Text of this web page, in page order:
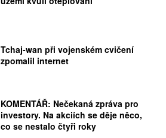
Tchaj-wan při vojenském cvičení
zpomalil internet
KOMENTÁŘ: Nečekaná zpráva pro
investory. Na akciích se děje něco,
co se nestalo čtyři roky